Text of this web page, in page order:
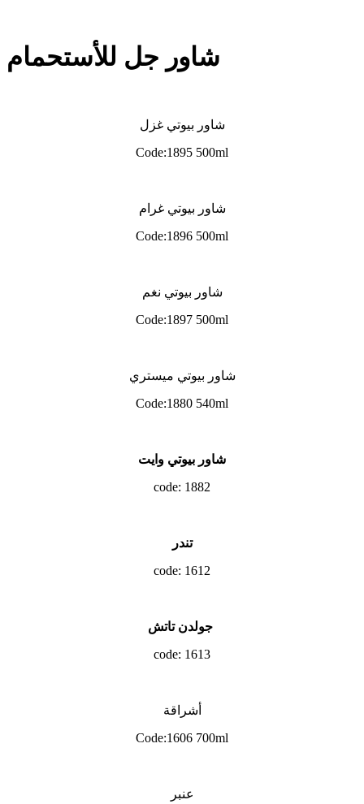
شاور جل للأستحمام
شاور بيوتي غزل
Code:1895 500ml
شاور بيوتي غرام
Code:1896 500ml
شاور بيوتي نغم
Code:1897 500ml
شاور بيوتي ميستري
Code:1880 540ml
شاور بيوتي وايت
code: 1882
تندر
code: 1612
code: 1613
أشراقة
Code:1606 700ml
عنبر